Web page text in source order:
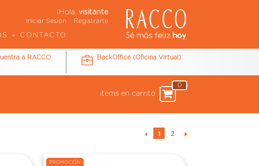
CONTACTO
¡Hola, visitante
Iniciar Sesion Registrarte
a RACCO BackOffice (Oficina Virtual)
0
items en carrito
1 2
PROMOCIÓN